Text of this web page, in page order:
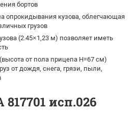
бортов
опрокидывания кузова, облегчающая
грузов
(2.45×1,23 м) позволяет иметь
от пола прицепа H=67 см)
от дождя, снега, грязи, пыли,
исп.026